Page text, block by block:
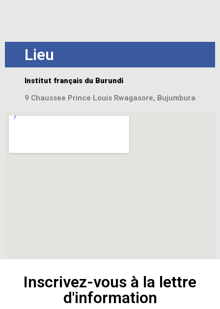
Lieu
Institut français du Burundi
9 Chaussee Prince Louis Rwagasore, Bujumbura
Inscrivez-vous à la lettre
d'information